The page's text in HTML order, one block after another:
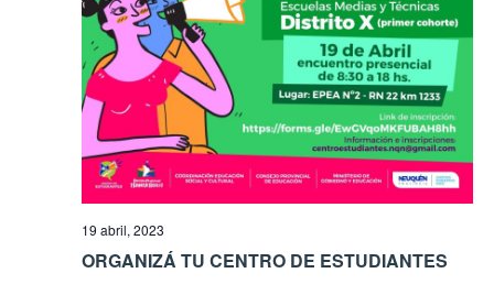
19 abril, 2023
ORGANIZÁ TU CENTRO DE ESTUDIANTES